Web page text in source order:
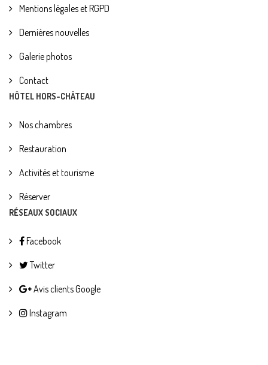
Mentions légales et RGPD
Dernières nouvelles
Galerie photos
Contact
HÔTEL HORS-CHÂTEAU
Nos chambres
Restauration
Activités et tourisme
Réserver
RÉSEAUX SOCIAUX
Facebook
Twitter
Avis clients Google
Instagram